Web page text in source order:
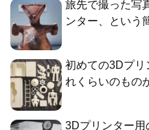
旅先で撮った写
ンター、という
初めての3Dプ
れくらいのもの
3Dプリンター用